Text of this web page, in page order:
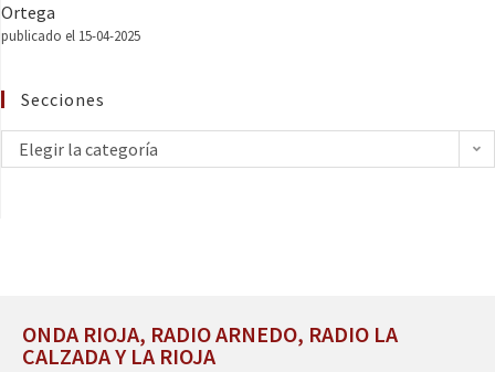
Ortega
publicado el 15-04-2025
Secciones
Elegir la categoría
ONDA RIOJA, RADIO ARNEDO, RADIO LA
CALZADA Y LA RIOJA